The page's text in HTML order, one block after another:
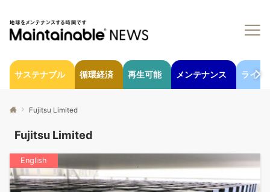
サステナブル 循環経済 再生可能 メンテナンス ライフ
Fujitsu Limited
Fujitsu Limited
English